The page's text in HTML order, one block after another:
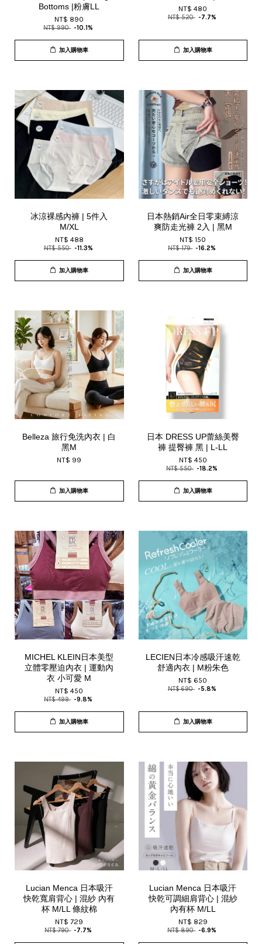
Bottoms |粉膚LL
NT$ 890
NT$ 990 -10.1%
加入購物車
NT$ 480
NT$ 520 -7.7%
加入購物車
冰涼裸感內褲 | 5件入
M/XL
NT$ 488
NT$ 550 -11.3%
加入購物車
日本熱銷Air全日零束縛涼
爽防走光褲 2入 | 黑M
NT$ 150
NT$ 179 -16.2%
加入購物車
Belleza 旅行免洗內衣 | 白
黑M
NT$ 99
加入購物車
日本 DRESS UP蕾絲美臀
褲 提臀褲 黑 | L-LL
NT$ 450
NT$ 550 -18.2%
加入購物車
MICHEL KLEIN日本美型
立體零壓迫內衣 | 運動內
衣 小可愛 M
NT$ 450
NT$ 499 -9.8%
加入購物車
LECIEN日本冷感吸汗速乾
舒適內衣 | M粉朱色
NT$ 650
NT$ 690 -5.8%
加入購物車
Lucian Menca 日本吸汗
快乾寬肩背心 | 混紗 內有
杯 M/LL 條紋棉
NT$ 729
NT$ 790 -7.7%
Lucian Menca 日本吸汗
快乾可調細肩背心 | 混紗
內有杯 M/LL
NT$ 829
NT$ 890 -6.9%